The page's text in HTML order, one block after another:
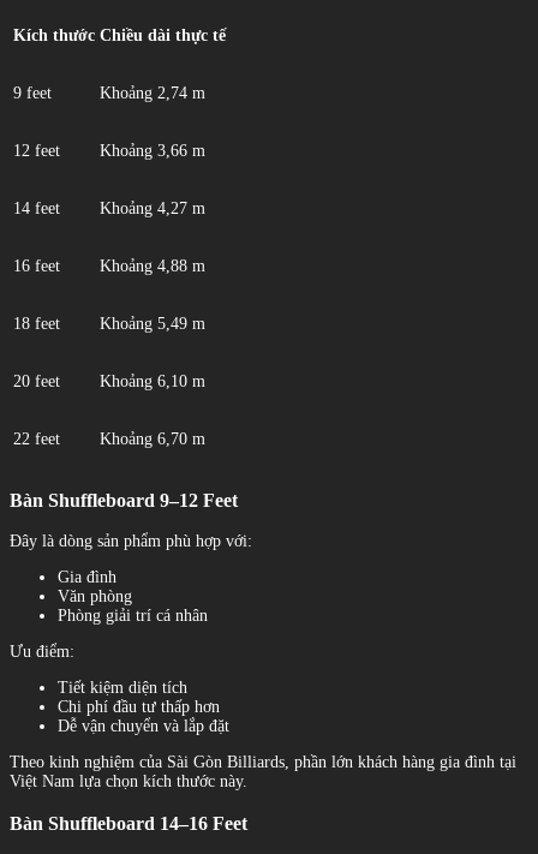
Kích thước Chiều dài thực tế
9 feet Khoảng 2,74 m
12 feet Khoảng 3,66 m
14 feet Khoảng 4,27 m
16 feet Khoảng 4,88 m
18 feet Khoảng 5,49 m
20 feet Khoảng 6,10 m
22 feet Khoảng 6,70 m
Bàn Shuffleboard 9–12 Feet
Đây là dòng sản phẩm phù hợp với:
Gia đình
Văn phòng
Phòng giải trí cá nhân
Ưu điểm:
Tiết kiệm diện tích
Chi phí đầu tư thấp hơn
Dễ vận chuyển và lắp đặt
Theo kinh nghiệm của Sài Gòn Billiards, phần lớn khách hàng gia đình tại
Việt Nam lựa chọn kích thước này.
Bàn Shuffleboard 14–16 Feet